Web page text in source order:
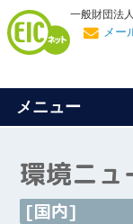
一般財団法
メー
メニュー
環境ニュ
[国内]